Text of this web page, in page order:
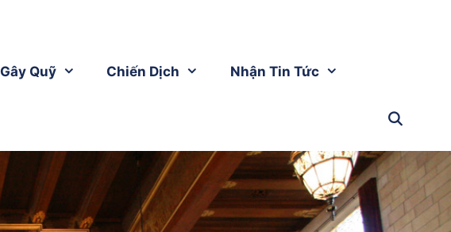
Gây Quỹ Chiến Dịch Nhận Tin Tức